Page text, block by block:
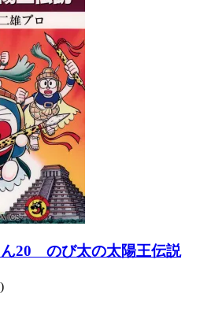
20 のび太の太陽王伝説